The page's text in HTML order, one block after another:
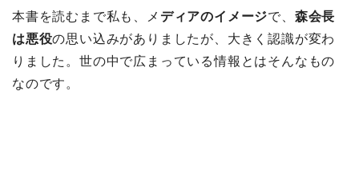
本書を読むまで私も、メ ディアのイメージで、 森会長
は悪役の思い込みがありましたが、大きく認識が変わ
りました。世の中で広まっている情報とはそんなもの
なのです。